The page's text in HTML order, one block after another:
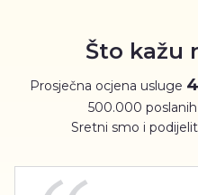
Što kažu
Prosječna ocjena usluge
500.000
Sretni smo i